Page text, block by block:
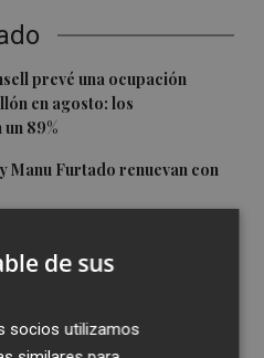
prevé una ocupación
en agosto: los
89%
Manu Furtado renuevan con
complejo con pista de
Local en Lorca se saldan
de sus
socios utilizamos